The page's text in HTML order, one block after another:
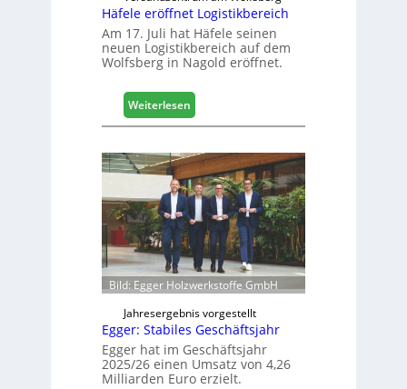
i
g
i
t
i
i
e
r
t
s
c
h
Häfele eröffnet Logistikbereich
Am 17. Juli hat Häfele seinen
neuen Logistikbereich auf dem
Wolfsberg in Nagold eröffnet.
Weiterlesen:
H
f
e
l
e
e
r
ö
f
f
n
e
t
L
o
Bild: Egger Holzwerkstoffe GmbH
Jahresergebnis vorgestellt
Egger: Stabiles Geschäftsjahr
Egger hat im Geschäftsjahr
2025/26 einen Umsatz von 4,26
Milliarden Euro erzielt.